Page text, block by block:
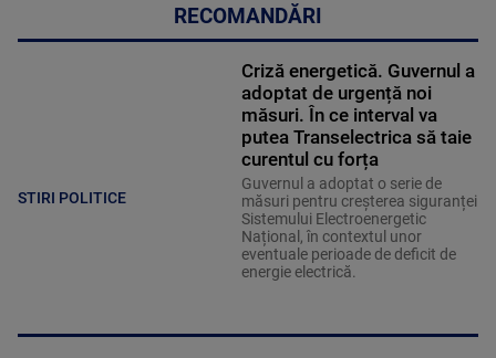
RECOMANDĂRI
STIRI POLITICE
Criză energetică. Guvernul a
adoptat de urgență noi
măsuri. În ce interval va
putea Transelectrica să taie
curentul cu forța
Guvernul a adoptat o serie de
măsuri pentru creșterea siguranței
Sistemului Electroenergetic
Național, în contextul unor
eventuale perioade de deficit de
energie electrică.